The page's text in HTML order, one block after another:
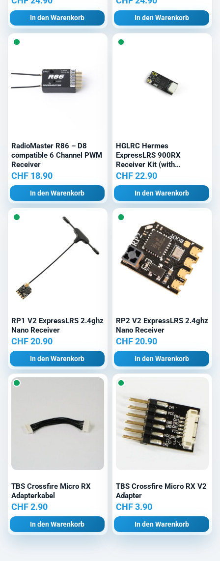
In den Warenkorb In den Warenkorb
RadioMaster R86 – D8
compatible 6 Channel PWM
Receiver
CHF 18.90
In den Warenkorb
HGLRC Hermes
ExpressLRS 900RX
Receiver Kit (with
Connector)
CHF22.90
In den Warenkorb
RP1 V2 ExpressLRS 2.4ghz
Nano Receiver
CHF20.90
In den Warenkorb
RP2 V2 ExpressLRS 2.4ghz
Nano Receiver
CHF20.90
In den Warenkorb
TBS Crossfire Micro RX
Adapterkabel
CHF2.90
In den Warenkorb
TBS Crossfire Micro RX V2
Adapter
CHF3.90
In den Warenkorb